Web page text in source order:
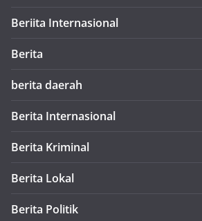
Beriita Internasional
Berita
berita daerah
Berita Internasional
Berita Kriminal
Berita Lokal
Berita Politik